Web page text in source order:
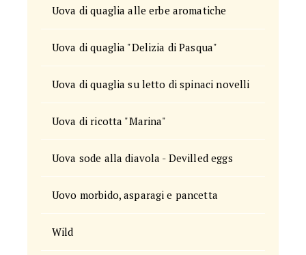
Uova di quaglia alle erbe aromatiche
Uova di quaglia "Delizia di Pasqua"
Uova di quaglia su letto di spinaci novelli
Uova di ricotta "Marina"
Uova sode alla diavola - Devilled eggs
Uovo morbido, asparagi e pancetta
Wild